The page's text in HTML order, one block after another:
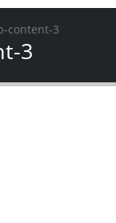
content-3
3